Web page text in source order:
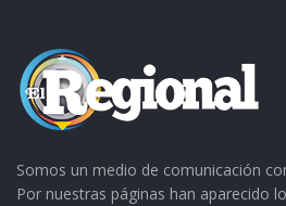
Somos un medio de comunicación
Por nuestras páginas han aparecido